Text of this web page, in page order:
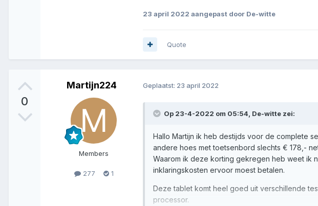
23 april 2022 aangepast door De-witte
Quote
0
Martijn224
Members
277 1
Geplaatst: 23 april 2022
Op 23-4-2022 om 05:54, De-witte zei:
Hallo Martijn ik heb destijds voor de complete
andere hoes met toetsenbord slechts € 178,-
Waarom ik deze korting gekregen heb weet ik
inklaringskosten ervoor moest betalen.
Deze tablet komt heel goed uit verschillende
processor.